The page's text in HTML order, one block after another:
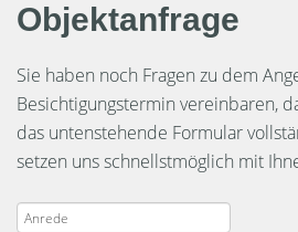
Objektanfrage
Sie haben noch Fragen zu dem
Besichtigungstermin vereinbaren,
das untenstehende Formular
setzen uns schnellstmöglich mit